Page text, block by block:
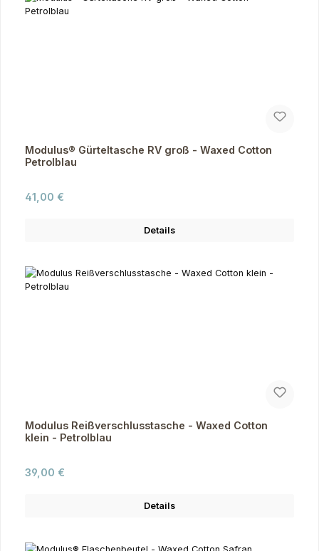
Modulus® Gürteltasche RV groß - Waxed Cotton
Petrolblau
Regulärer Preis:
41,00 €
Details
Modulus Reißverschlusstasche - Waxed Cotton
klein - Petrolblau
Regulärer Preis:
39,00 €
Details